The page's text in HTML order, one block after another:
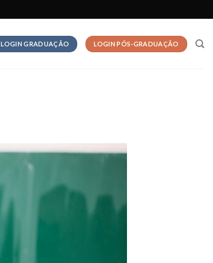
LOGIN GRADUAÇÃO LOGIN PÓS-GRADUAÇÃO